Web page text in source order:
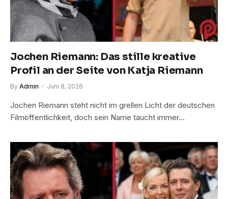
Jochen Riemann: Das stille kreative
Profil an der Seite von Katja Riemann
By Admin Juni 8, 2026
Jochen Riemann steht nicht im grellen Licht der deutschen
Filmöffentlichkeit, doch sein Name taucht immer…